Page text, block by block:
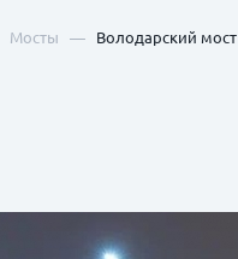
Мосты — Володарский мост